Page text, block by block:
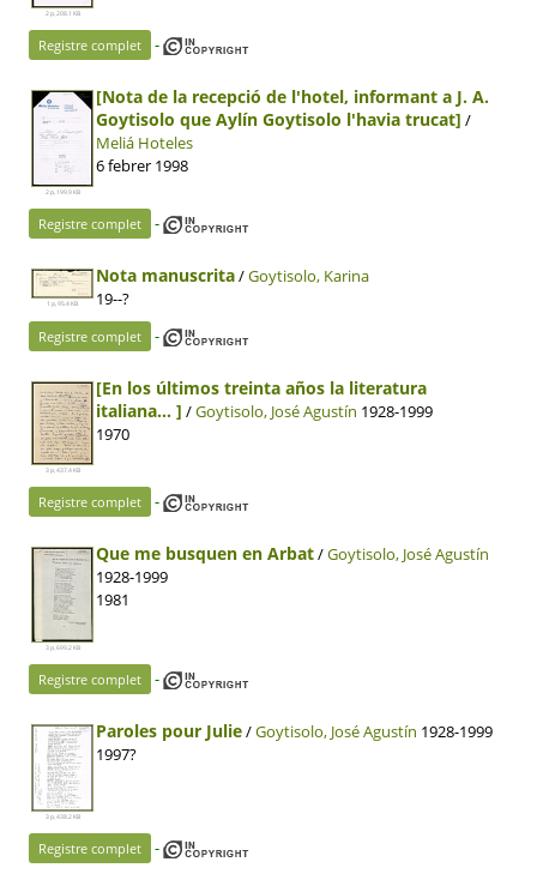
2 p, 208.1 KB
Registre complet -
2 p, 199.9 KB
[Nota de la recepció de l'hotel, informant a J. A.
Goytisolo que Aylín Goytisolo l'havia trucat] /
Meliá Hoteles
6 febrer 1998
Registre complet -
1 p, 95.4 KB
Nota manuscrita/Goytisolo, Karina
19--?
Registre complet -
3 p, 437.4 KB
[En los últimos treinta años la literatura
italiana… ] /Goytisolo, José Agustín 1928-1999
1970
Registre complet -
3 p, 699.2 KB
Que me busquen en Arbat/Goytisolo, José Agustín
1928-1999
1981
Registre complet -
3 p, 438.2 KB
Paroles pour Julie/Goytisolo, José Agustín 1928-1999
1997?
Registre complet -